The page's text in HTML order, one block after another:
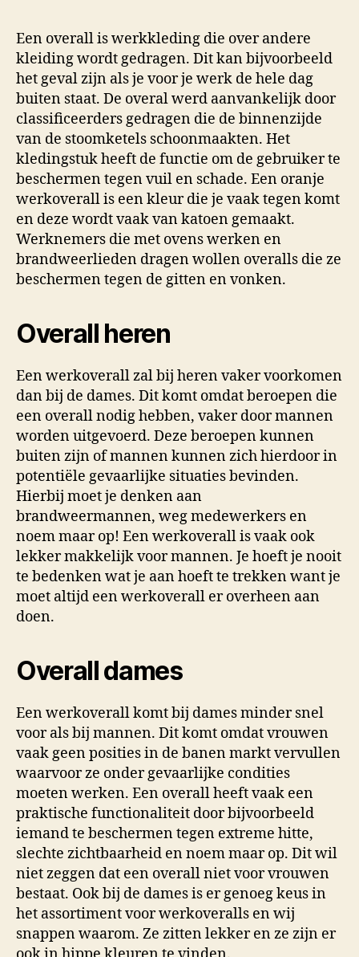
Een overall is werkkleding die over andere
kleiding wordt gedragen. Dit kan bijvoorbeeld
het geval zijn als je voor je werk de hele dag
buiten staat. De overal werd aanvankelijk door
classificeerders gedragen die de binnenzijde
van de stoomketels schoonmaakten. Het
kledingstuk heeft de functie om de gebruiker te
beschermen tegen vuil en schade. Een oranje
werkoverall is een kleur die je vaak tegen komt
en deze wordt vaak van katoen gemaakt.
Werknemers die met ovens werken en
brandweerlieden dragen wollen overalls die ze
beschermen tegen de gitten en vonken.
Overall heren
Een werkoverall zal bij heren vaker voorkomen
dan bij de dames. Dit komt omdat beroepen die
een overall nodig hebben, vaker door mannen
worden uitgevoerd. Deze beroepen kunnen
buiten zijn of mannen kunnen zich hierdoor in
potentiële gevaarlijke situaties bevinden.
Hierbij moet je denken aan
brandweermannen, weg medewerkers en
noem maar op! Een werkoverall is vaak ook
lekker makkelijk voor mannen. Je hoeft je nooit
te bedenken wat je aan hoeft te trekken want je
moet altijd een werkoverall er overheen aan
doen.
Overall dames
Een werkoverall komt bij dames minder snel
voor als bij mannen. Dit komt omdat vrouwen
vaak geen posities in de banen markt vervullen
waarvoor ze onder gevaarlijke condities
moeten werken. Een overall heeft vaak een
praktische functionaliteit door bijvoorbeeld
iemand te beschermen tegen extreme hitte,
slechte zichtbaarheid en noem maar op. Dit wil
niet zeggen dat een overall niet voor vrouwen
bestaat. Ook bij de dames is er genoeg keus in
het assortiment voor werkoveralls en wij
snappen waarom. Ze zitten lekker en ze zijn er